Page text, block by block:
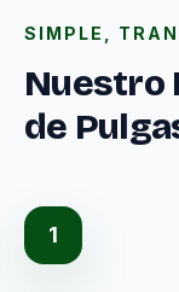
SIMPLE,
Nuestro
de
1